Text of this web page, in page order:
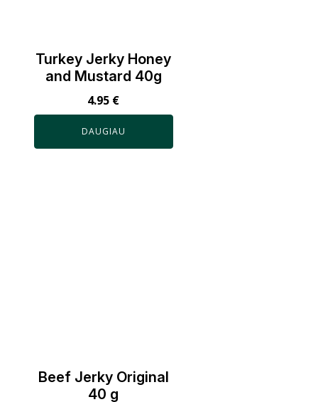
Turkey Jerky Honey
and Mustard 40g
4.95 €
DAUGIAU
Beef Jerky Original
40 g